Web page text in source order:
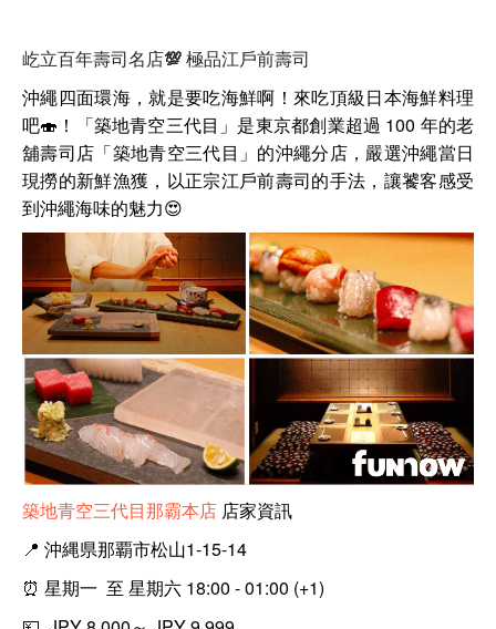
屹立百年壽司名店💯 極品江戶前壽司
沖繩四面環海，就是要吃海鮮啊！來吃頂級日本海鮮料理
吧🍣！「築地青空三代目」是東京都創業超過 100 年的老
舖壽司店「築地青空三代目」的沖繩分店，嚴選沖繩當日
現撈的新鮮漁獲，以正宗江戶前壽司的手法，讓饕客感受
到沖繩海味的魅力😍
築地青空三代目那霸本店 店家資訊
📍 沖縄県那覇市松山1-15-14
⏰ 星期一 至 星期六 18:00 - 01:00 (+1)